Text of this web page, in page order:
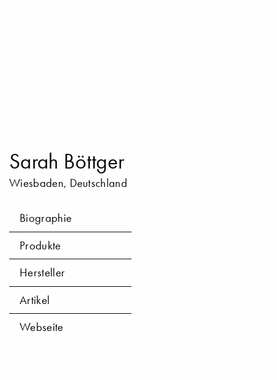
Sarah Böttger
Wiesbaden, Deutschland
Biographie
Produkte
Hersteller
Artikel
Webseite